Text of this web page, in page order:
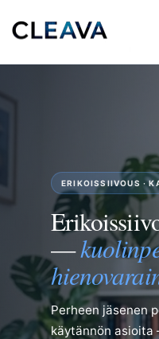
ERIKOISSIIVOUS ·
—
Perheen jäsenen
käytännön